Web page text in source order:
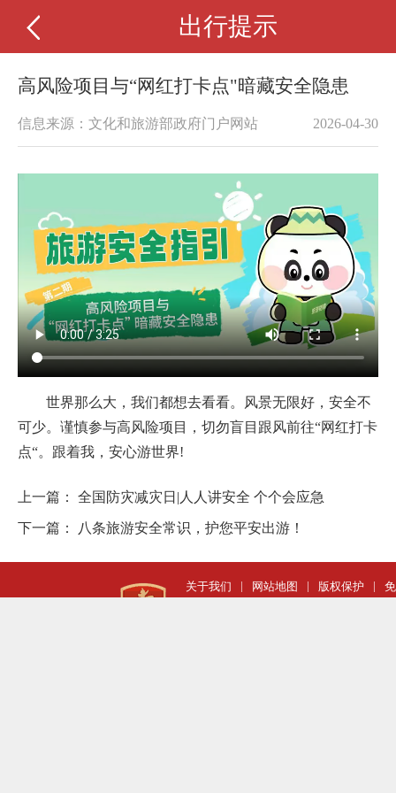
出行提示
高风险项目与“网红打卡点"暗藏安全隐患
信息来源：文化和旅游部政府门户网站 2026-04-30
世界那么大，我们都想去看看。风景无限好，安全不
可少。谨慎参与高风险项目，切勿盲目跟风前往“网红打卡
点“。跟着我，安心游世界!
上一篇： 全国防灾减灾日|人人讲安全 个个会应急
下一篇： 八条旅游安全常识，护您平安出游！